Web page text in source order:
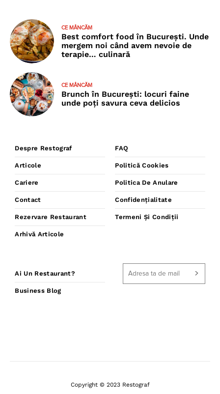
CE MÂNCĂM
Best comfort food în București. Unde
mergem noi când avem nevoie de
terapie… culinară
CE MÂNCĂM
Brunch în București: locuri faine
unde poţi savura ceva delicios
Despre Restograf
Articole
Cariere
Contact
Rezervare Restaurant
Arhivă Articole
FAQ
Politică Cookies
Politica De Anulare
Confidențialitate
Termeni Și Condiții
Ai Un Restaurant?
Business Blog
Copyright © 2023 Restograf